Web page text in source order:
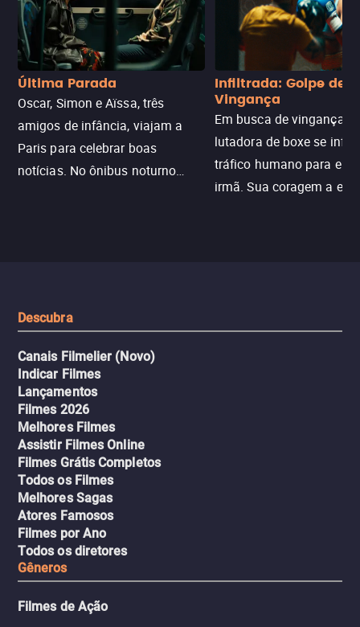
Última Parada
Oscar, Simon e Aïssa, três
amigos de infância, viajam a
Paris para celebrar boas
notícias. No ônibus noturno
Infiltrada: Golpe de
Vingança
Em busca de vingança,
lutadora de boxe se
tráfico humano para
irmã. Sua coragem a
Descubra
Canais Filmelier (Novo)
Indicar Filmes
Lançamentos
Filmes 2026
Melhores Filmes
Assistir Filmes Online
Filmes Grátis Completos
Todos os Filmes
Melhores Sagas
Atores Famosos
Filmes por Ano
Todos os diretores
Gêneros
Filmes de Ação